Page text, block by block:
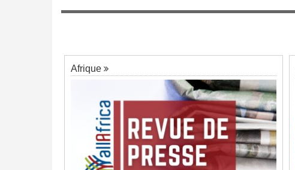
Afrique
Maroc:Gianni Infantino accusé d'avoir promis